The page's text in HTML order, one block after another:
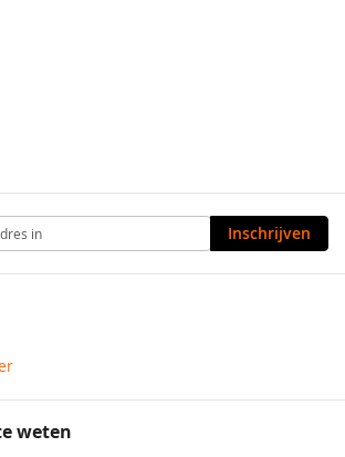
Inschrijven
weten